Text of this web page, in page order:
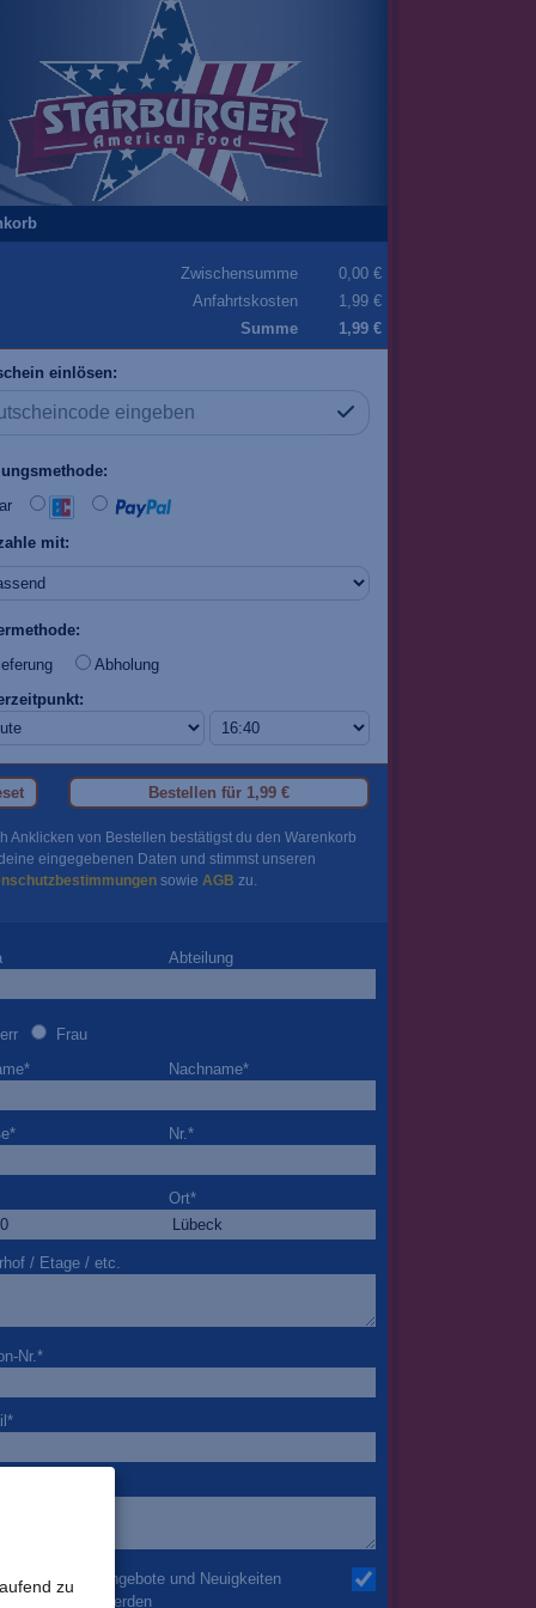
Zwischensumme
0,00 €
Anfahrtskosten
1,99 €
Summe
1,99 €
einlösen:
mit:
Abholung
Bestellen für 1,99 €
Anklicken von Bestellen bestätigst du den Warenkorb
eingegebenen Daten und stimmst unseren
sowie AGB zu.
Abteilung
Frau
* Nachname*
* Nr.*
Ort*
/ Etage / etc.
Nr. *
*
möchte über Angebote und Neuigkeiten
informiert werden
zu